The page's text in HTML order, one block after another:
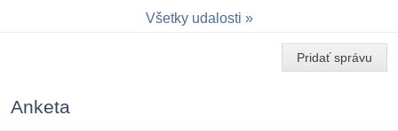
Všetky udalosti
Pridať správu
Anketa